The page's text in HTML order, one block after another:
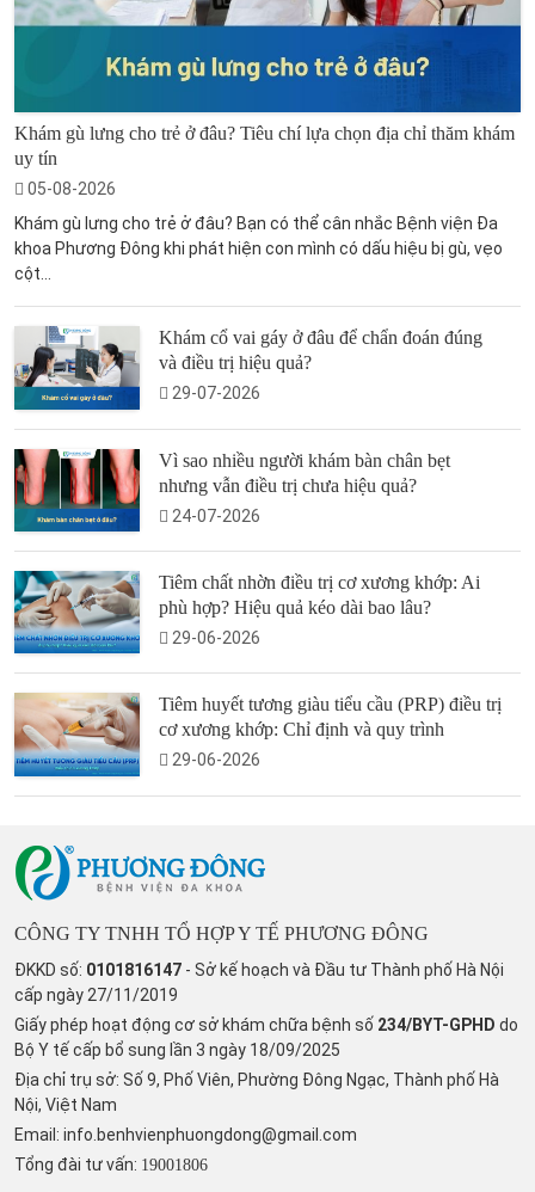
Khám gù lưng cho trẻ ở đâu? Tiêu chí lựa chọn địa chỉ thăm khám
uy tín
05-08-2026
Khám gù lưng cho trẻ ở đâu? Bạn có thể cân nhắc Bệnh viện Đa
khoa Phương Đông khi phát hiện con mình có dấu hiệu bị gù, vẹo
cột...
Khám cổ vai gáy ở đâu để chẩn đoán đúng
và điều trị hiệu quả?
29-07-2026
Vì sao nhiều người khám bàn chân bẹt
nhưng vẫn điều trị chưa hiệu quả?
24-07-2026
Tiêm chất nhờn điều trị cơ xương khớp: Ai
phù hợp? Hiệu quả kéo dài bao lâu?
29-06-2026
Tiêm huyết tương giàu tiểu cầu (PRP) điều trị
cơ xương khớp: Chỉ định và quy trình
29-06-2026
CÔNG TY TNHH TỔ HỢP Y TẾ PHƯƠNG ĐÔNG
ĐKKD số: 0101816147 - Sở kế hoạch và Đầu tư Thành phố Hà Nội
cấp ngày 27/11/2019
Giấy phép hoạt động cơ sở khám chữa bệnh số 234/BYT-GPHD do
Bộ Y tế cấp bổ sung lần 3 ngày 18/09/2025
Địa chỉ trụ sở: Số 9, Phố Viên, Phường Đông Ngạc, Thành phố Hà
Nội, Việt Nam
Email: info.benhvienphuongdong@gmail.com
Tổng đài tư vấn: 19001806